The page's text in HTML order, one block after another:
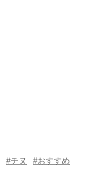
#チヌ
#おすすめ